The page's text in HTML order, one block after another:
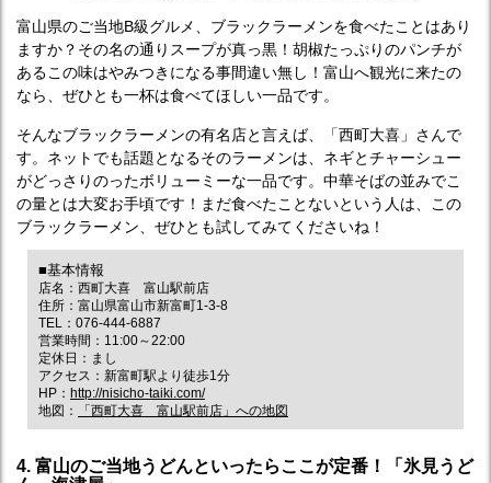
富山県のご当地B級グルメ、ブラックラーメンを食べたことはあり
ますか？その名の通りスープが真っ黒！胡椒たっぷりのパンチが
あるこの味はやみつきになる事間違い無し！富山へ観光に来たの
なら、ぜひとも一杯は食べてほしい一品です。
そんなブラックラーメンの有名店と言えば、「西町大喜」さんで
す。ネットでも話題となるそのラーメンは、ネギとチャーシュー
がどっさりのったボリューミーな一品です。中華そばの並みでこ
の量とは大変お手頃です！まだ食べたことないという人は、この
ブラックラーメン、ぜひとも試してみてくださいね！
■基本情報
店名：西町大喜 富山駅前店
住所：富山県富山市新富町1-3-8
TEL：076-444-6887
営業時間：11:00～22:00
定休日：まし
アクセス：新富町駅より徒歩1分
HP： http://nisicho-taiki.com/
地図：
「西町大喜 富山駅前店」への地図
4. 富山のご当地うどんといったらここが定番！「氷見うど